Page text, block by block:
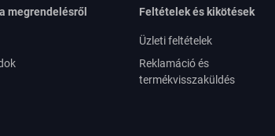
megrendelésről Feltételek és kikötések
Üzleti feltételek
Reklamáció és
termékvisszaküldés